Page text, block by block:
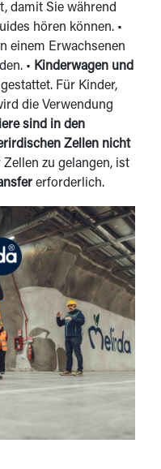
damit Sie während
hören können. •
einem Erwachsenen
• Kinderwagen und
Für Kinder,
die Verwendung
sind in den
Zellen nicht
zu gelangen, ist
erforderlich.